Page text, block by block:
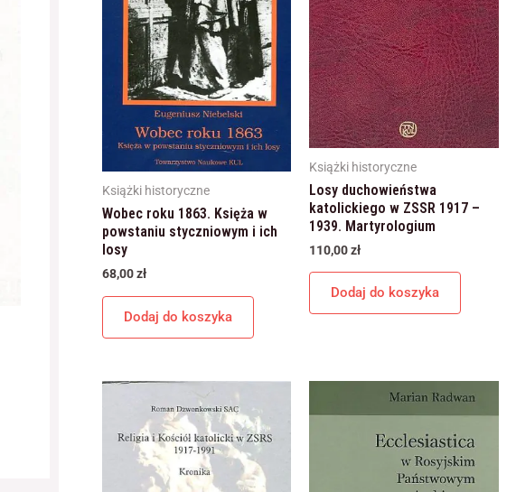
Książki historyczne
Wobec roku 1863. Księża w
powstaniu styczniowym i ich
losy
68,00zł
Dodaj do koszyka
Książki historyczne
Losy duchowieństwa
katolickiego w ZSSR 1917 –
1939. Martyrologium
110,00zł
Dodaj do koszyka